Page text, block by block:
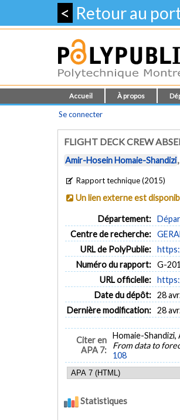
< Retour au
Accueil À propos
Se connecter
FLIGHT DECK CREW
Amir-Hosein Homaie-Shandizi,
Rapport technique (2015)
Un lien externe est
Département:
Centre de recherche:
URL de PolyPublie:
Numéro du rapport: G-
URL officielle:
Date du dépôt: 28
Dernière modification: 28
Citer en
APA 7:
Homaie-Shandizi,
From data to
108
Statistiques